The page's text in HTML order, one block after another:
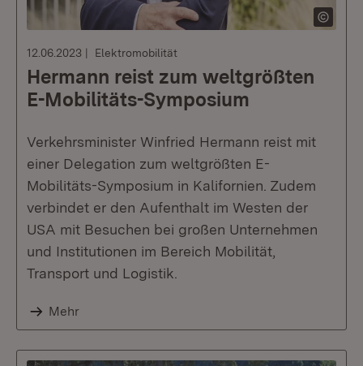
12.06.2023 Elektromobilität
Hermann reist zum weltgrößten
E-Mobilitäts-Symposium
Verkehrsminister Winfried Hermann reist mit
einer Delegation zum weltgrößten E-
Mobilitäts-Symposium in Kalifornien. Zudem
verbindet er den Aufenthalt im Westen der
USA mit Besuchen bei großen Unternehmen
und Institutionen im Bereich Mobilität,
Transport und Logistik.
Mehr